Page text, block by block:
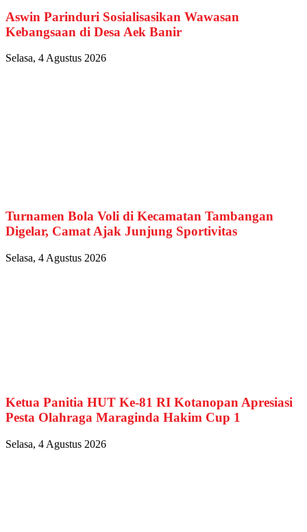
Aswin Parinduri Sosialisasikan Wawasan
Kebangsaan di Desa Aek Banir
Selasa, 4 Agustus 2026
Turnamen Bola Voli di Kecamatan Tambangan
Digelar, Camat Ajak Junjung Sportivitas
Selasa, 4 Agustus 2026
Ketua Panitia HUT Ke-81 RI Kotanopan Apresiasi
Pesta Olahraga Maraginda Hakim Cup 1
Selasa, 4 Agustus 2026